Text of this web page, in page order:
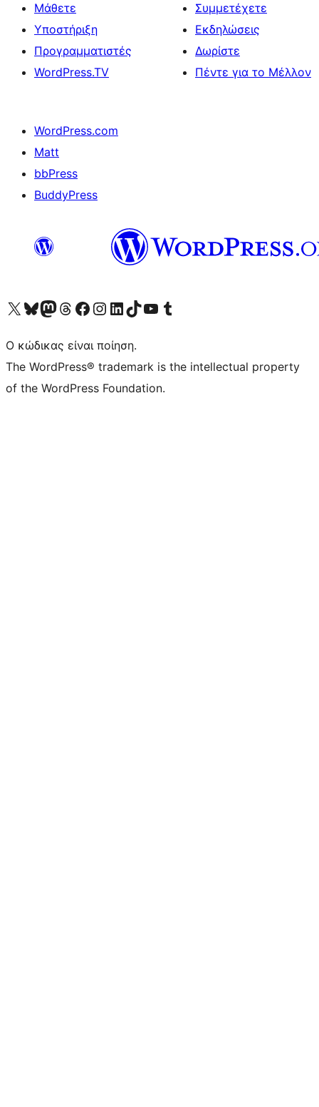
Μάθετε
Υποστήριξη
Προγραμματιστές
WordPress.TV
Συμμετέχετε
Εκδηλώσεις
Δωρίστε
Πέντε για το Μέλλον
WordPress.com
Matt
bbPress
BuddyPress
Visit our X (formerly Twitter) account
Visit our Bluesky account
Επισκεφθείτε τον λογαριασμό μας στο Mastodon
Visit our Threads account
Επισκεφτείτε τη σελίδα μας στο Facebook
Επισκεφθείτε τον λογαριασμό μας Instagram
Επισκεφθείτε τον λογαριασμό μας LinkedIn
Visit our TikTok account
Visit our YouTube channel
Visit our Tumblr account
Ο κώδικας είναι ποίηση.
The WordPress® trademark is the intellectual property
of the WordPress Foundation.